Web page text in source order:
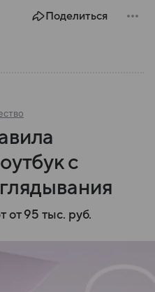
Поделиться
с
от 95 тыс. руб.